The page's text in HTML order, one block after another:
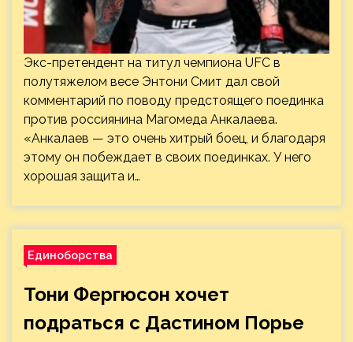
Экс-претендент на титул чемпиона UFC в
полутяжелом весе Энтони Смит дал свой
комментарий по поводу предстоящего поединка
против россиянина Магомеда Анкалаева.
«Анкалаев — это очень хитрый боец, и благодаря
этому он побеждает в своих поединках. У него
хорошая защита и…
Единоборства
Тони Фергюсон хочет
подраться с Дастином Порье